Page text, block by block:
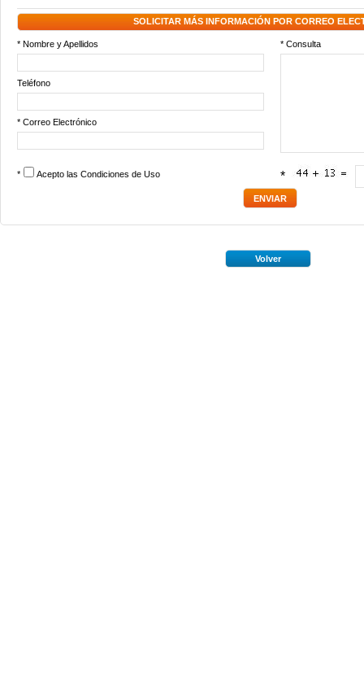
SOLICITAR MÁS INFORMACIÓN POR CORREO
* Nombre y Apellidos * Consulta
Teléfono
* Correo Electrónico
* Acepto las Condiciones de Uso *
Volver